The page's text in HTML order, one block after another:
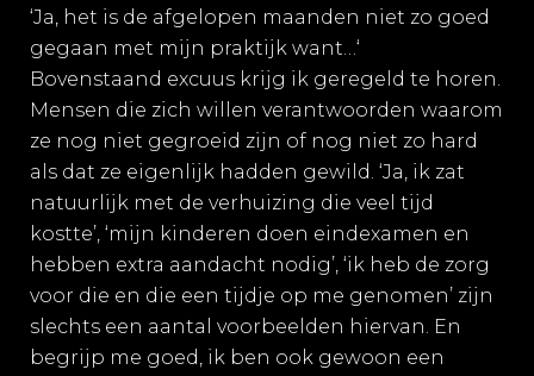
‘Ja, het is de afgelopen maanden niet zo goed
gegaan met mijn praktijk want…‘
Bovenstaand excuus krijg ik geregeld te horen.
Mensen die zich willen verantwoorden waarom
ze nog niet gegroeid zijn of nog niet zo hard
als dat ze eigenlijk hadden gewild. ‘Ja, ik zat
natuurlijk met de verhuizing die veel tijd
kostte’, ‘mijn kinderen doen eindexamen en
hebben extra aandacht nodig’, ‘ik heb de zorg
voor die en die een tijdje op me genomen’ zijn
slechts een aantal voorbeelden hiervan. En
begrijp me goed, ik ben ook gewoon een